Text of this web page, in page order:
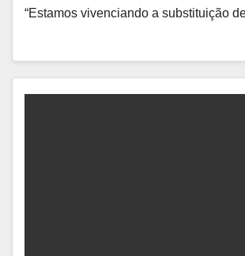
“Estamos vivenciando a substituição